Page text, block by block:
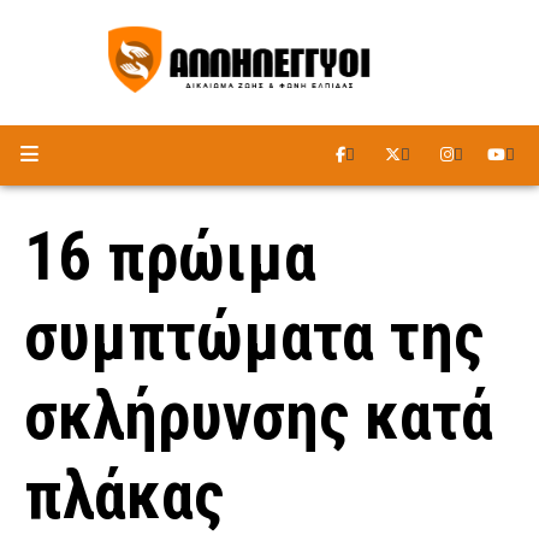
ΑΚΟΥΣΤΕ ΤΟ ΡΑΔΙΟΦΩΝΟ
16 πρώιμα
συμπτώματα της
σκλήρυνσης κατά
πλάκας